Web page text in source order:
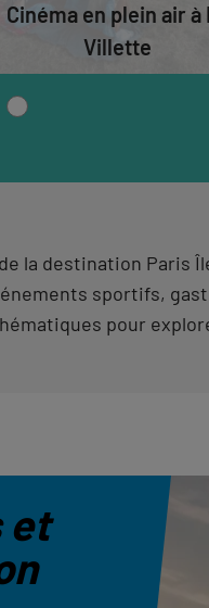
Cinéma en plein air à
Villette
Aller
la destination Paris
sportifs,
pour
et